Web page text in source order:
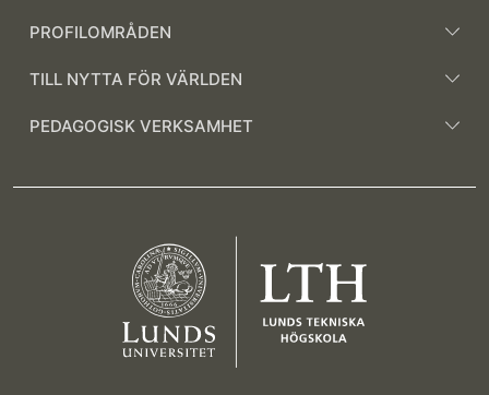
PROFILOMRÅDEN
TILL NYTTA FÖR VÄRLDEN
PEDAGOGISK VERKSAMHET